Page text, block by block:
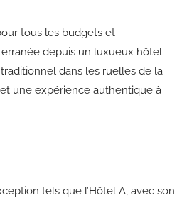
tous les budgets et
depuis un luxueux hôtel
dans les ruelles de la
une expérience authentique à
tels que l’Hôtel A, avec son